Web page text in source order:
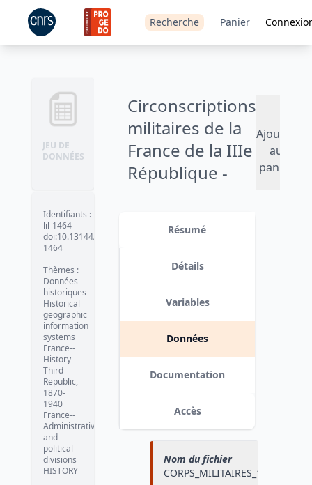
Recherche Panier
JEU DE
DONNÉES
Circonscriptions
militaires de la
France de la IIIe
République -
Ajouter
au
panier
Identifiants :
lil-1464
doi:10.13144/lil-
1464
Thèmes :
Données
historiques
Historical
geographic
information
systems
France--
History--
Third
Republic,
1870-
1940
France--
Administrative
and
political
divisions
HISTORY
Résumé
Détails
Variables
Données
Documentation
Accès
Nom du fichier
CORPS_MILITAIRES_1870_1873